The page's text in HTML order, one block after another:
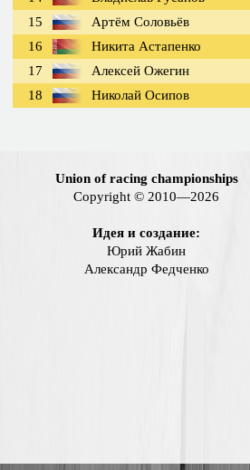
15
Артём Соловьёв
16
Никита Астапенко
17
Алексей Ожегин
18
Николай Осипов
Union of racing championships
Copyright © 2010—2026
Идея и создание:
Юрий Жабин
Александр Федченко